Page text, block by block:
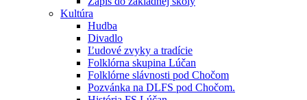
Kultúra
Hudba
Divadlo
Ľudové zvyky a tradície
Folklórna skupina Lúčan
Folklórne slávnosti pod Chočom
Pozvánka na DLFS pod Chočom.